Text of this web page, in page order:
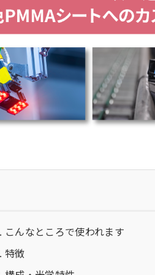
こんなところで使われます
特徴